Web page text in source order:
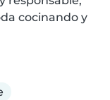
cocinando y